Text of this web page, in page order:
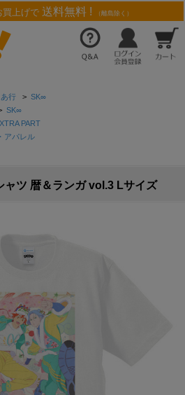
買上げで 送料無料 ! （離島除く）
行 > SK∞
SK∞
PART
アパレル
ツ 暦＆ランガ vol.3 Lサイズ